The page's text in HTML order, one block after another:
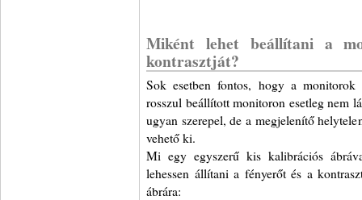
Miként lehet beállítani a
kontrasztját?
Sok esetben fontos, hogy a
rosszul beállított monitoron esetleg nem
ugyan szerepel, de a megjelenítő
vehető ki.
Mi egy egyszerű kis kalibrációs
lehessen állítani a fényerőt és a
ábrára: